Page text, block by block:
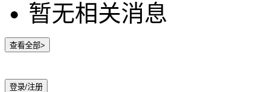
暂无相关消息
查看全部>
登录/注册